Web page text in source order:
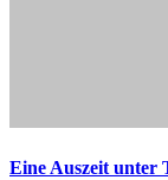
Eine Auszeit unter